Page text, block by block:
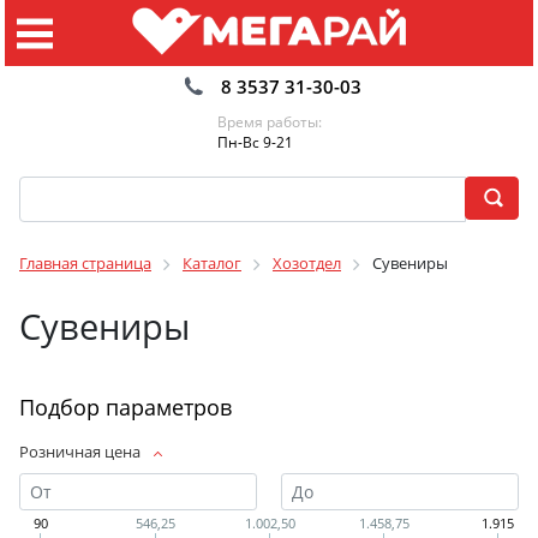
8 3537 31-30-03
Время работы:
Пн-Вс 9-21
Главная страница Каталог Хозотдел Сувениры
Сувениры
Подбор параметров
Розничная цена
90 546,25 1.002,50 1.458,75 1.915